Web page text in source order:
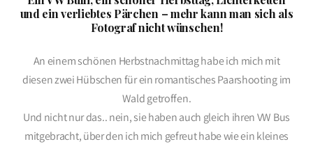
und ein verliebtes Pärchen – mehr kann man sich als
Fotograf nicht wünschen!
An einem schönen Herbstnachmittag habe ich mich mit
diesen zwei Hübschen für ein romantisches Paarshooting im
Wald getroffen.
Und nicht nur das.. nein, sie haben auch gleich ihren VW Bus
mitgebracht, über den ich mich gefreut habe wie ein kleines